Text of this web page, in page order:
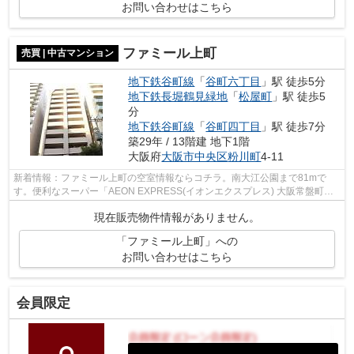
お問い合わせはこちら
売買 | 中古マンション ファミール上町
地下鉄谷町線 「谷町六丁目 」駅 徒歩5分
地下鉄長堀鶴見緑地 「松屋町 」駅 徒歩5
分
地下鉄谷町線 「谷町四丁目 」駅 徒歩7分
築29年 / 13階建 地下1階
大阪府大阪市中央区粉川町4-11
新着情報：ファミール上町の空室情報ならコチラ。南大江公園まで81mで
す。便利なスーパー「AEON EXPRESS(イオンエクスプレス) 大阪常盤町
店」まで475mです。徒歩5分の場所に駅のある物...
現在販売物件情報がありません。
「ファミール上町」への
お問い合わせはこちら
会員限定